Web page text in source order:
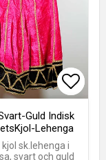
Guld Indisk
Lehenga
kjol sk.lehenga i
svart och guld